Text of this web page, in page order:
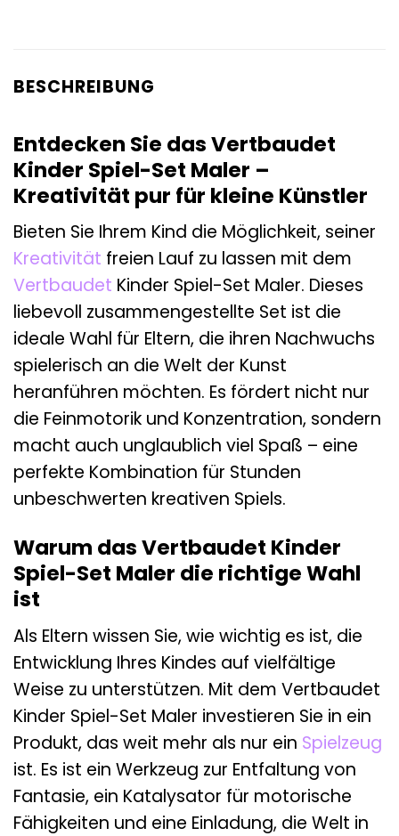
BESCHREIBUNG
Entdecken Sie das Vertbaudet
Kinder Spiel-Set Maler –
Kreativität pur für kleine Künstler
Bieten Sie Ihrem Kind die Möglichkeit, seiner
Kreativität freien Lauf zu lassen mit dem
Vertbaudet Kinder Spiel-Set Maler. Dieses
liebevoll zusammengestellte Set ist die
ideale Wahl für Eltern, die ihren Nachwuchs
spielerisch an die Welt der Kunst
heranführen möchten. Es fördert nicht nur
die Feinmotorik und Konzentration, sondern
macht auch unglaublich viel Spaß – eine
perfekte Kombination für Stunden
unbeschwerten kreativen Spiels.
Warum das Vertbaudet Kinder
Spiel-Set Maler die richtige Wahl
ist
Als Eltern wissen Sie, wie wichtig es ist, die
Entwicklung Ihres Kindes auf vielfältige
Weise zu unterstützen. Mit dem Vertbaudet
Kinder Spiel-Set Maler investieren Sie in ein
Produkt, das weit mehr als nur ein Spielzeug
ist. Es ist ein Werkzeug zur Entfaltung von
Fantasie, ein Katalysator für motorische
Fähigkeiten und eine Einladung, die Welt in